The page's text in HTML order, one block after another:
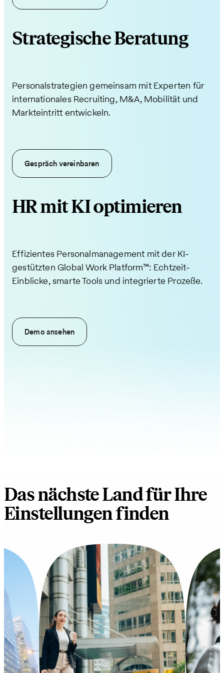
Strategische Beratung
Personalstrategien gemeinsam mit Experten für
internationales Recruiting, M&A, Mobilität und
Markteintritt entwickeln.
Gespräch vereinbaren
HR mit KI optimieren
Effizientes Personalmanagement mit der KI-
gestützten Global Work Platform™: Echtzeit-
Einblicke, smarte Tools und integrierte Prozesse.
Demo ansehen
Das nächste Land für Ihre
Einstellungen finden